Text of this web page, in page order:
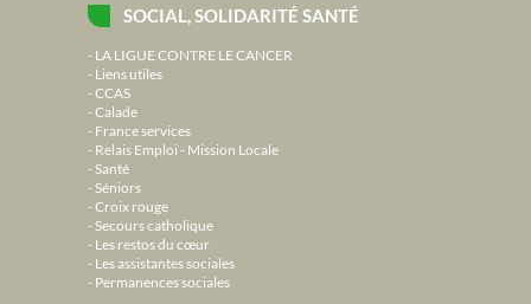
SOCIAL, SOLIDARITÉ SANTÉ
LA LIGUE CONTRE LE CANCER
Liens utiles
CCAS
Calade
France services
Relais Emploi - Mission Locale
Santé
Séniors
Croix rouge
Secours catholique
Les restos du cœur
Les assistantes sociales
Permanences sociales